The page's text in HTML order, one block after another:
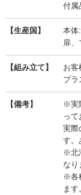
付属
【生産国】
本体
扉
【組み立て】
お客
プラ
【備考】
※実
っ
実際
す。
※北
なり
※各
ま